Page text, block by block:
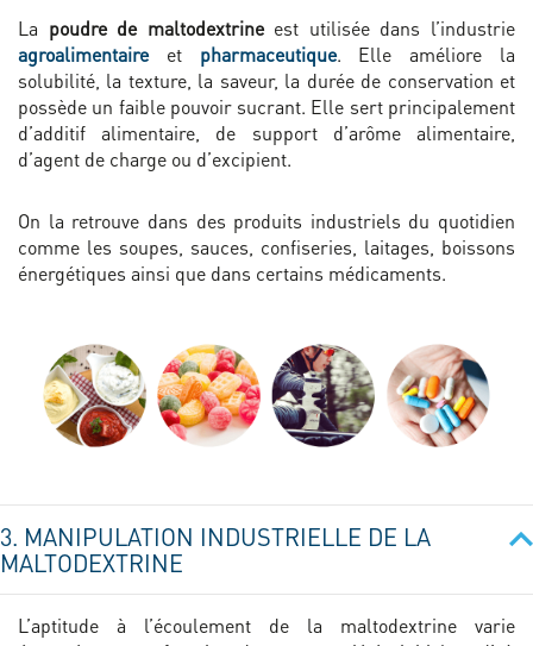
La poudre de maltodextrineest utilisée dans l’industrie
agroalimentaire
et pharmaceutique. Elle améliore la
solubilité, la texture, la saveur, la durée de conservation et
possède un faible pouvoir sucrant. Elle sert principalement
d’additif alimentaire, de support d’arôme alimentaire,
d’agent de charge ou d’excipient.
On la retrouve dans des produits industriels du quotidien
comme les soupes, sauces, confiseries, laitages, boissons
énergétiques ainsi que dans certains médicaments.
3. MANIPULATION INDUSTRIELLE DE LA
MALTODEXTRINE
L’aptitude à l’écoulement de la maltodextrine varie